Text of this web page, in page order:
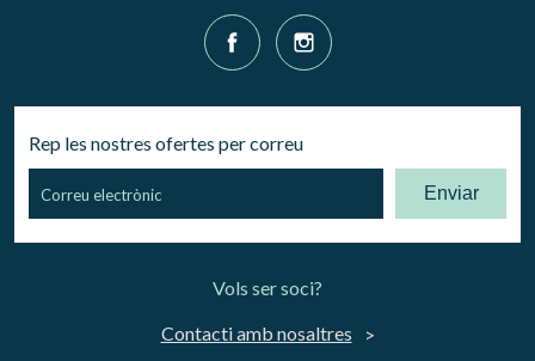
Rep les nostres ofertes per correu
Enviar
Vols ser soci?
Contacti amb nosaltres